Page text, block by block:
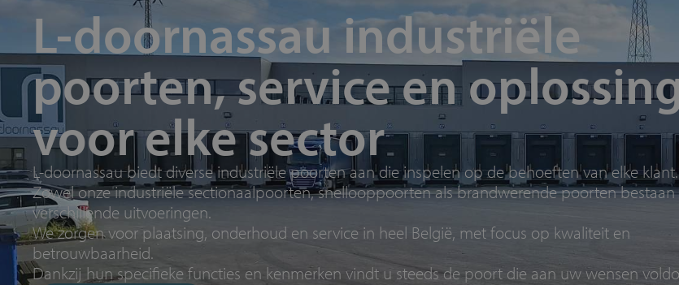
L-doornassau industriële
poorten, service en
voor elke sector
L-doornassau biedt diverse industriële poorten aan die inspelen op de behoeften van elke klant.
Zowel onze industriële sectionaalpoorten, snellooppoorten als brandwerende poorten bestaan
verschillende uitvoeringen.
We zorgen voorplaatsing, onderhoud en service in heel België, met focus op kwaliteit en
betrouwbaarheid.
Dankzij hun specifieke functies en kenmerken vindt u steeds de poort die aan uw wensen